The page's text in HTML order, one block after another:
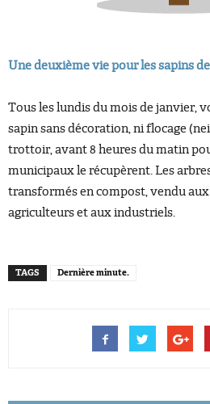
Une deuxième vie pour les sapins
Tous les lundis du mois de janvier,
sapin sans décoration, ni flocage
trottoir, avant 8 heures du matin
municipaux le récupèrent. Les
transformés en compost, vendu
agriculteurs et aux industriels.
TAGS Dernière minute.